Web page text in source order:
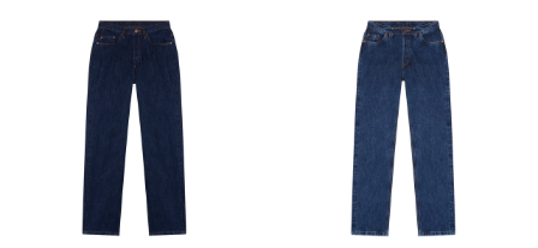
Ajouter au panier 139,00 € Ajouter au panier 149,00 €